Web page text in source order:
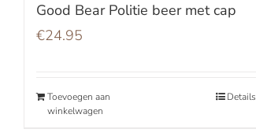
Good Bear Politie beer met cap
€24.95
Toevoegen aan
winkelwagen
Details